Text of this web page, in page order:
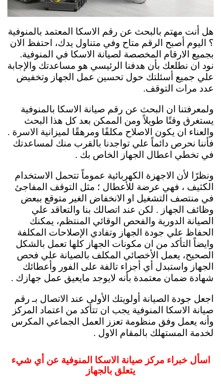
هل أنت مهتم بالبحث عن رقم الاسكا المعتمد بالمنوفية
؟ اليوم أصبح الرقم متاح وفي متناول يدك، احتفظ الان
بجميع الارقام المخصصة لصيانة الاسكا في المنوفية.
نود ان نطلعك بأن هدفنا الرئيسي هو مساعدتك والإجابة
علي جميع أسئلتك حول تحسين عمل الجهاز وتخفيض
عدد مرات التوقف.
ولمعرفتنا ان البحث عن رقم صيانة الاسكا بالمنوفية
يستغرق وقتًا طويلاً ومن الممكن بعد كل هذا البحث
والعناء ان يكون الاصلاح مكلفًا ومرهقًا لميزانية الاسرة .
فأننا نحرص دائماً علي تواجدنا بالقرب منك لمساعدتك
في تخطي اعطال الجهاز الخاص بك .
ونظرًا لأن الاجهزة الكهربائية عموماً تتحمل الاستخدام
الكثيف ، فهي عرضة للأعطال ؛ مثل التوقف المفاجئ
في منتصف التشغيل او الانخفاض الغير متوقع ببعض
وظائف الجهاز . لكن عند اتصالك بنا والتعاقد علي
الصيانة الدورية والفحص الوقائي المنتظم، يمكنك
الحفاظ علي جودة الجهاز وتفادي الإصلاحات المكلفة
وايضاً التأكد من ان مكونات الجهاز كلها تعمل بالشكل
الصحيح، يعمل الأخصائي المكلف بالصيانة علي فحص
الجهاز واستبدل أي أجزاء تالفة على الفور وأعطائك
شهادة ضمان معتمدة بأنه لايوجد مايعيق عمل جهازك .
اجعل جودة الصيانة أولويتك الأولى عند الاتصال بـ رقم
صيانة الاسكا المنوفية يجب ان تتأكد من اعتماد المركز
وأنه يعمل وفق منظومة تعزز العمل الجماعي المكرس
لخدمة المستهلك بالمقام الاول .
اسأل خبراء مركز صيانة الاسكا المنوفية عن أي شيء
يتعلق بالجهاز